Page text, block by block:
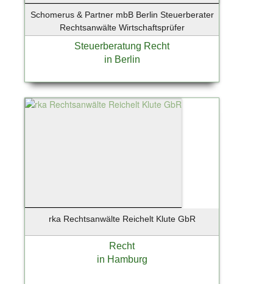
Schomerus & Partner mbB Berlin Steuerberater
Rechtsanwälte Wirtschaftsprüfer
Steuerberatung Recht
in Berlin
rka Rechtsanwälte Reichelt Klute GbR
Recht
in Hamburg